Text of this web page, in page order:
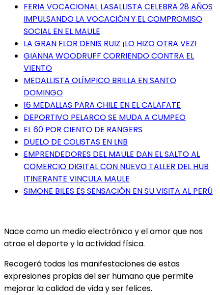
FERIA VOCACIONAL LASALLISTA CELEBRA 28 AÑOS
IMPULSANDO LA VOCACIÓN Y EL COMPROMISO
SOCIAL EN EL MAULE
LA GRAN FLOR DENIS RUIZ ¡LO HIZO OTRA VEZ!
GIANNA WOODRUFF CORRIENDO CONTRA EL
VIENTO
MEDALLISTA OLÍMPICO BRILLA EN SANTO
DOMINGO
16 MEDALLAS PARA CHILE EN EL CALAFATE
DEPORTIVO PELARCO SE MUDA A CUMPEO
EL 60 POR CIENTO DE RANGERS
DUELO DE COLISTAS EN LNB
EMPRENDEDORES DEL MAULE DAN EL SALTO AL
COMERCIO DIGITAL CON NUEVO TALLER DEL HUB
ITINERANTE VINCULA MAULE
SIMONE BILES ES SENSACIÓN EN SU VISITA AL PERÚ
Nace como un medio electrónico y el amor que nos
atrae el deporte y la actividad física.
Recogerá todas las manifestaciones de estas
expresiones propias del ser humano que permite
mejorar la calidad de vida y ser felices.